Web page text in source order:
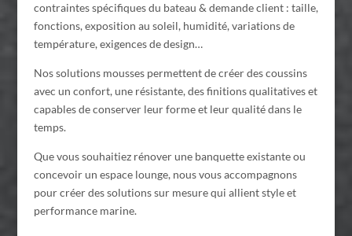
contraintes spécifiques du bateau & demande client : taille,
fonctions, exposition au soleil, humidité, variations de
température, exigences de design…
Nos solutions mousses permettent de créer des coussins
avec un confort, une résistante, des finitions qualitatives et
capables de conserver leur forme et leur qualité dans le
temps.
Que vous souhaitiez rénover une banquette existante ou
concevoir un espace lounge, nous vous accompagnons
pour créer des solutions sur mesure qui allient style et
performance marine.